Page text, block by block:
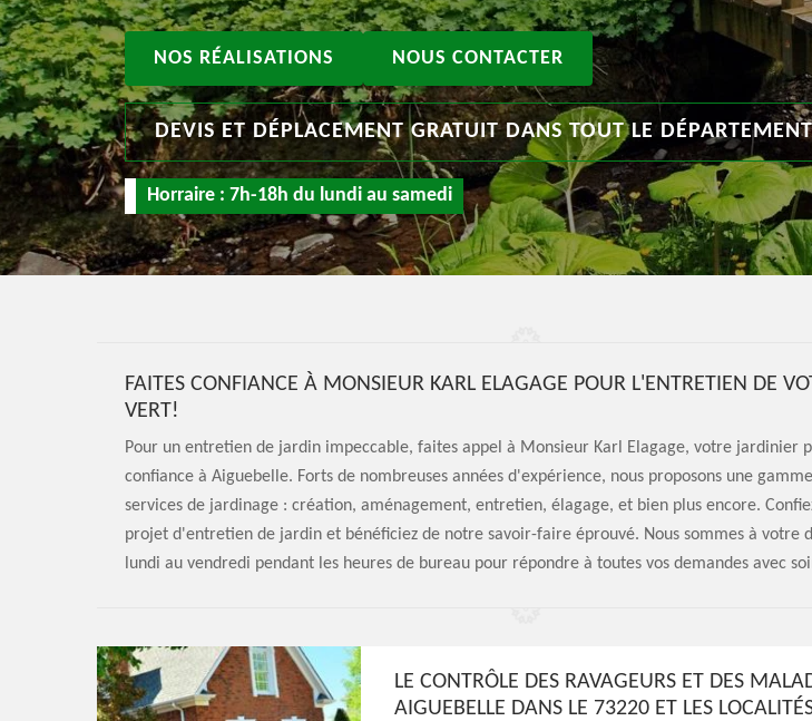
NOS RÉALISATIONS NOUS CONTACTER
DEVIS ET DÉPLACEMENT GRATUIT DANS TOUT LE DÉPARTEMENT
Horraire : 7h-18h du lundi au samedi
FAITES CONFIANCE À MONSIEUR KARL ELAGAGE POUR L'ENTRETIEN DE
VERT!
Pour un entretien de jardin impeccable, faites appel à Monsieur Karl Elagage, votre jardinier
confiance à Aiguebelle. Forts de nombreuses années d'expérience, nous proposons une
services de jardinage : création, aménagement, entretien, élagage, et bien plus encore.
projet d'entretien de jardin et bénéficiez de notre savoir-faire éprouvé. Nous sommes à votre
lundi au vendredi pendant les heures de bureau pour répondre à toutes vos demandes avec
LE CONTRÔLE DES RAVAGEURS ET DES
AIGUEBELLE DANS LE 73220 ET LES